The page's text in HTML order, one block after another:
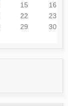
15
16
22
23
29
30